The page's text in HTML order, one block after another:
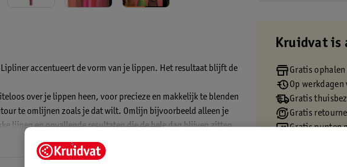
Lipliner accentueert de vorm van je lippen. Het resultaat blijft de
over je lippen heen, voor precieze en makkelijk te blenden
te omlijnen zoals je dat wilt. Omlijn bijvoorbeeld alleen je
lijnen en opvallende resultaten die de hele dag blijven zitten.
formule van de Loud lipliners bevat geen dierlijke producten.
Kruidvat is
Gratis
Op
Gratis
Gratis
Gratis punten